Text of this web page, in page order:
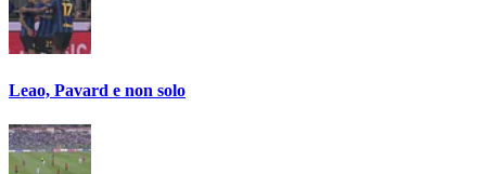
Leao, Pavard e non solo